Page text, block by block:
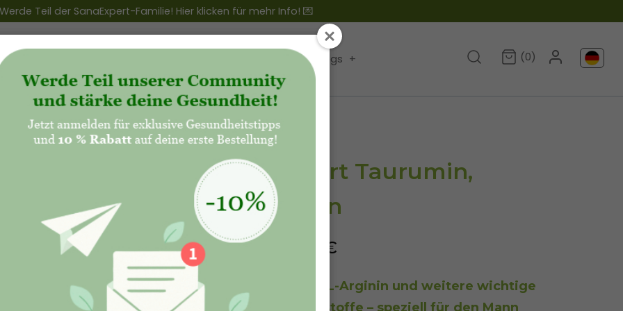
Werde Teil der SanaExpert-Familie! Hier klicken für mehr Info! 💌
Club Blogs + (0)
SanaExpert Taurumin,
60 Kapseln
59,90€ 39,90€
Hochdosiert L-Arginin und weitere wichtige
Mikronährstoffe – speziell für den Mann